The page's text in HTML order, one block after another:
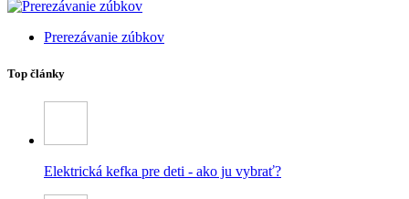
Prerezávanie zúbkov
Top články
Elektrická kefka pre deti - ako ju vybrať?